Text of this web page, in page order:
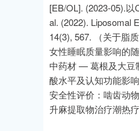
[EB/OL]. (2023-05).
al. (2022). Liposomal
14(3), 567. （关于脂
女性睡眠质量影响的
中药材 — 葛根及大豆
酸水平及认知功能影
安全性评价：啮齿动
升麻提取物治疗潮热